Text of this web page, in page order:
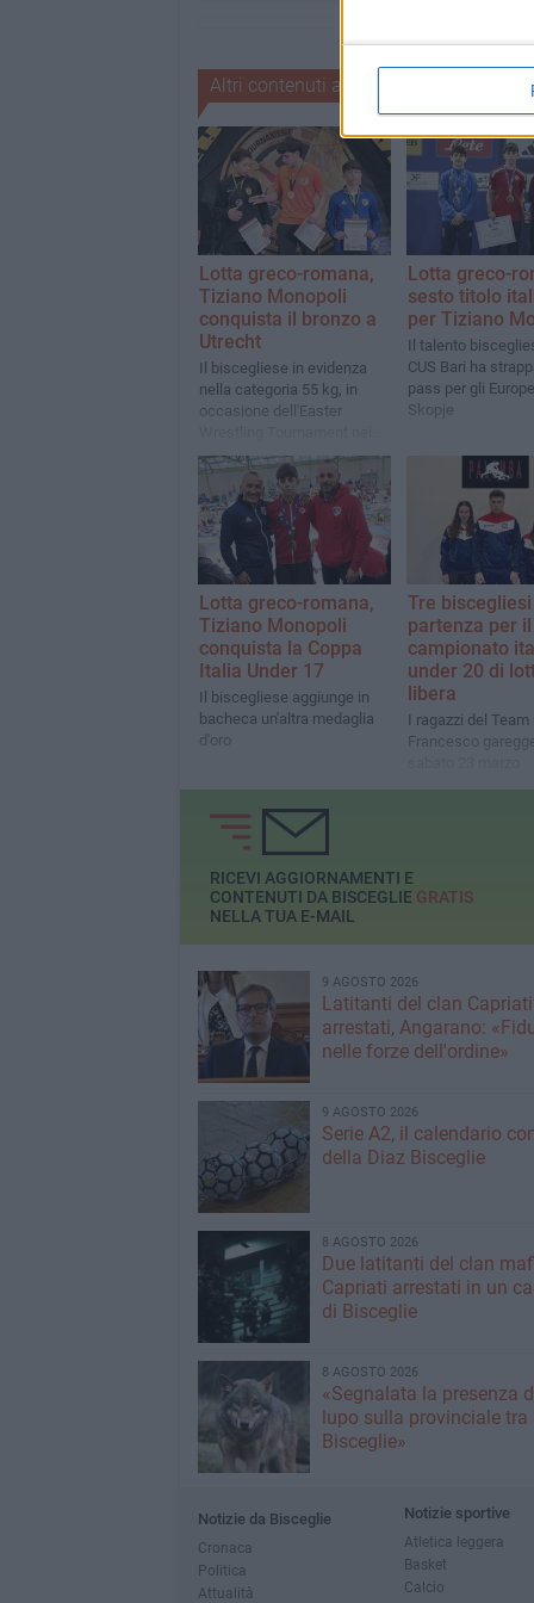
Altri contenuti a tema
Lotta greco-romana,
Tiziano Monopoli
conquista il bronzo a
Utrecht
Il biscegliese in evidenza
nella categoria 55 kg, in
occasione dell'Easter
Paesi Bassi
Lotta greco-
sesto titolo
per Tiziano
Il talento
CUS Bari ha
pass per gli
Skopje
Lotta greco-romana,
Tiziano Monopoli
conquista la Coppa
Italia Under 17
Il biscegliese aggiunge in
bacheca un'altra medaglia
d'oro
Tre
partenza per il
campionato
under 20 di
libera
I ragazzi del Team
Francesco
RICEVI AGGIORNAMENTI E
CONTENUTI DA BISCEGLIE GRATIS
NELLA TUA E-MAIL
9 AGOSTO 2026
Latitanti del clan Capriati
arrestati, Angarano:
nelle forze dell'ordine»
9 AGOSTO 2026
Serie A2, il calendario
della Diaz Bisceglie
8 AGOSTO 2026
Due latitanti del clan
Capriati arrestati in un
di Bisceglie
8 AGOSTO 2026
«Segnalata la presenza
lupo sulla provinciale tra
Bisceglie»
Notizie da Bisceglie
Cronaca
Politica
Attualità
Notizie sportive
Atletica leggera
Basket
Calcio